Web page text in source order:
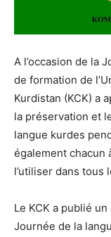
A l’occasion de la
de formation de
Kurdistan (KCK) a
la préservation et
langue kurdes
également chacun
l’utiliser dans tous
Le KCK a publié
Journée de la